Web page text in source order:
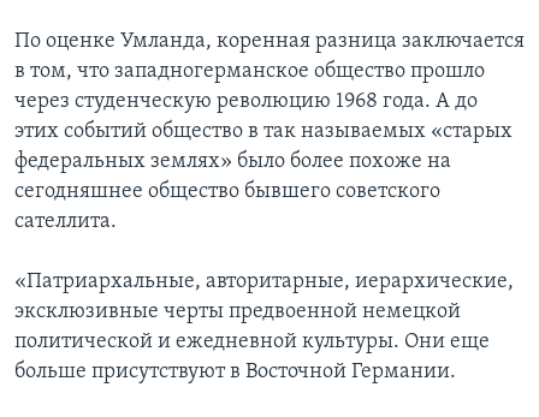
По оценке Умланда, коренная разница заключается
в том, что западногерманское общество прошло
через студенческую революцию 1968 года. А до
этих событий общество в так называемых «старых
федеральных землях» было более похоже на
сегодняшнее общество бывшего советского
сателлита.
«Патриархальные, авторитарные, иерархические,
эксклюзивные черты предвоенной немецкой
политической и ежедневной культуры. Они еще
больше присутствуют в Восточной Германии.